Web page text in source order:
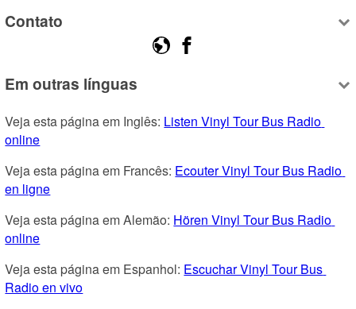
Contato
Em outras línguas
Veja esta página em Inglês: Listen Vinyl Tour Bus Radio
online
Veja esta página em Francês: Ecouter Vinyl Tour Bus Radio
en ligne
Veja esta página em Alemão: Hören Vinyl Tour Bus Radio
online
Veja esta página em Espanhol: Escuchar Vinyl Tour Bus
Radio en vivo